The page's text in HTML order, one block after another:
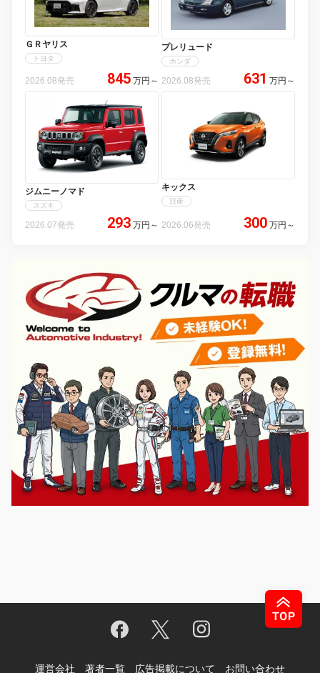
ＧＲヤリス
トヨタ
2026.08発売 845 万円 ～
プレリュード
ホンダ
2026.08発売 631 万円 ～
ジムニーノマド
スズキ
2026.07発売 293 万円 ～
キックス
日産
2026.06発売 300 万円 ～
運営会社 著者一覧 広告掲載について お問い合わせ